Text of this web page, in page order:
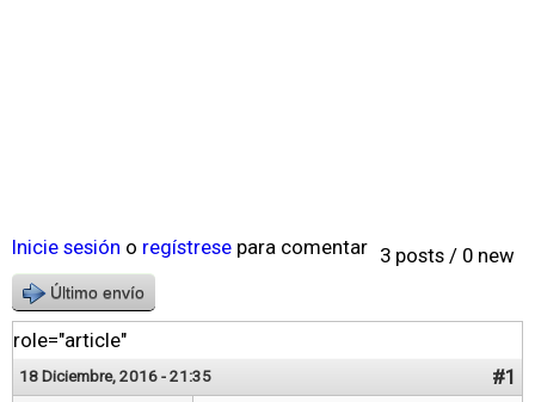
3 posts / 0 new
Inicie sesión o regístrese para comentar
Último envío
role="article"
18 Diciembre, 2016 - 21:35 #1